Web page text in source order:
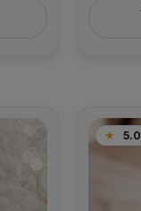
na
5.0